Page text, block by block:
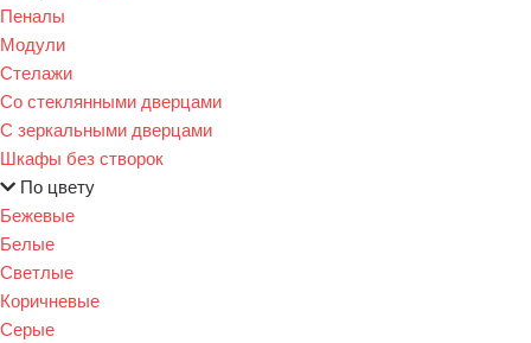
Пеналы
Модули
Стелажи
Со стеклянными дверцами
С зеркальными дверцами
Шкафы без створок
По цвету
Бежевые
Белые
Светлые
Коричневые
Серые